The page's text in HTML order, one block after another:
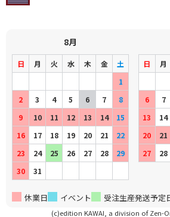
8月
日 月 火 水 木 金
土
1
2
3 4 5 6 7
8
9
10 11 12 13 14
15
16
17 18 19 20 21
22
23
24 25 26 27 28
29
30
31
日 月
6
7
13
14
20
21
27
28
休業日 イベント 受注生産発送予定
(c)edition KAWAI, a division of Zen-